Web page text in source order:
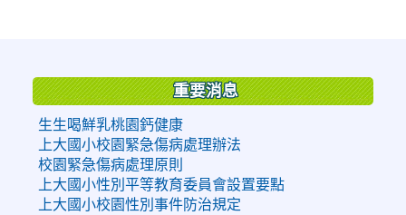
重要消息
生生喝鮮乳桃園鈣健康
上大國小校園緊急傷病處理辦法
校園緊急傷病處理原則
上大國小性別平等教育委員會設置要點
上大國小校園性別事件防治規定